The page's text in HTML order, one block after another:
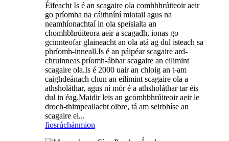
Éifeacht Is é an scagaire ola comhbhrúiteoir aeir
go príomha na cáithníní miotail agus na
neamhíonachtaí in ola speisialta an
chomhbhrúiteora aeir a scagadh, ionas go
gcinnteofar glaineacht an ola atá ag dul isteach sa
phríomh-inneall.Is é an páipéar scagaire ard-
chruinneas príomh-ábhar scagaire an eilimint
scagaire ola.Is é 2000 uair an chloig an t-am
caighdeánach chun an eilimint scagaire ola a
athsholáthar, agus ní mór é a athsholáthar tar éis
dul in éag.Maidir leis an gcomhbhrúiteoir aeir le
droch-thimpeallacht oibre, tá am seirbhíse an
scagaire el...
fiosrúchánmion